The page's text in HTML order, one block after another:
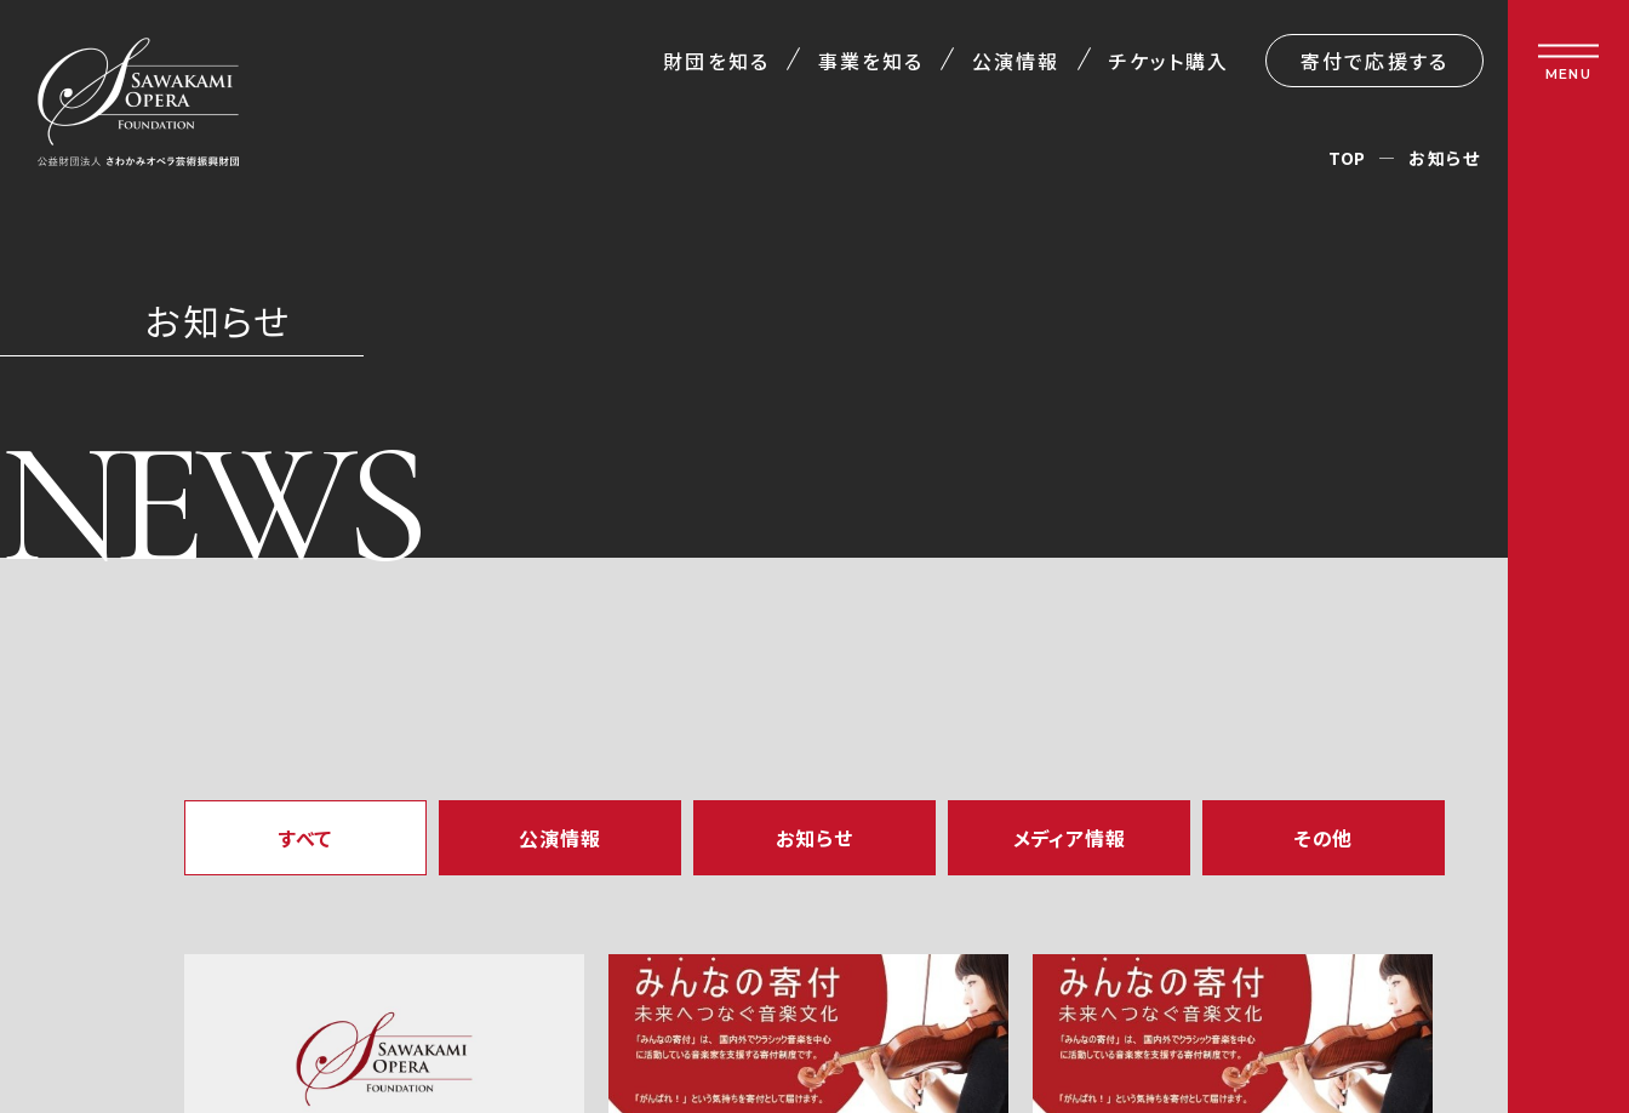
財団を知る 事業を知る 公演情報 チケット購入 寄付で応援する MENU
お知らせ
NEWS
TOP お知らせ
すべて 公演情報 お知らせ メディア情報 その他